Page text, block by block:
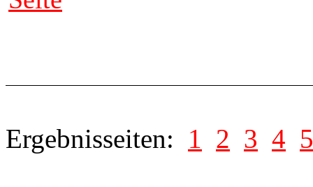
Ergebnisseiten: 1 2 3 4 5